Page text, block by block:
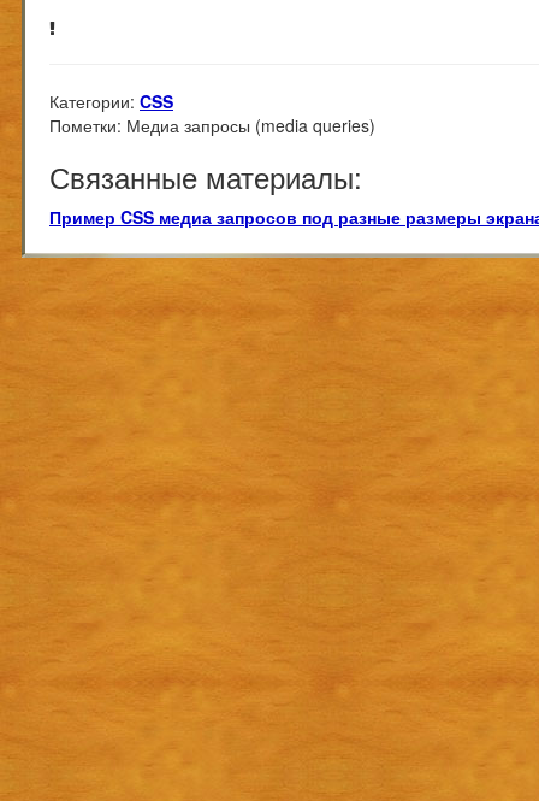
Категории: CSS
Пометки: Медиа запросы (media queries)
Связанные материалы:
Пример CSS медиа запросов под разные размеры